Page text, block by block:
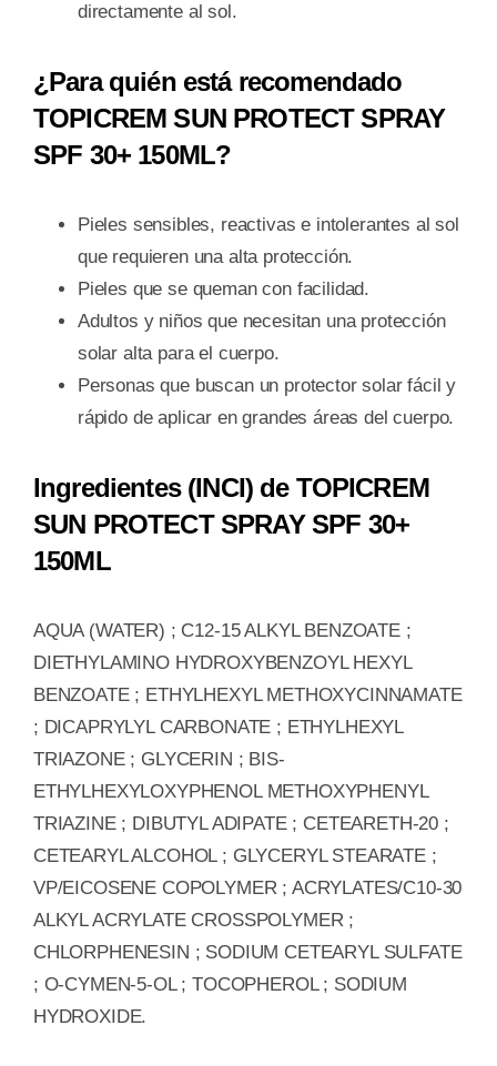
directamente al sol.
¿Para quién está recomendado
TOPICREM SUN PROTECT SPRAY
SPF 30+ 150ML?
Pieles sensibles, reactivas e intolerantes al sol
que requieren una alta protección.
Pieles que se queman con facilidad.
Adultos y niños que necesitan una protección
solar alta para el cuerpo.
Personas que buscan un protector solar fácil y
rápido de aplicar en grandes áreas del cuerpo.
Ingredientes (INCI) de TOPICREM
SUN PROTECT SPRAY SPF 30+
150ML
AQUA (WATER) ; C12-15 ALKYL BENZOATE ;
DIETHYLAMINO HYDROXYBENZOYL HEXYL
BENZOATE ; ETHYLHEXYL METHOXYCINNAMATE
; DICAPRYLYL CARBONATE ; ETHYLHEXYL
TRIAZONE ; GLYCERIN ; BIS-
ETHYLHEXYLOXYPHENOL METHOXYPHENYL
TRIAZINE ; DIBUTYL ADIPATE ; CETEARETH-20 ;
CETEARYL ALCOHOL ; GLYCERYL STEARATE ;
VP/EICOSENE COPOLYMER ; ACRYLATES/C10-30
ALKYL ACRYLATE CROSSPOLYMER ;
CHLORPHENESIN ; SODIUM CETEARYL SULFATE
; O-CYMEN-5-OL ; TOCOPHEROL ; SODIUM
HYDROXIDE.